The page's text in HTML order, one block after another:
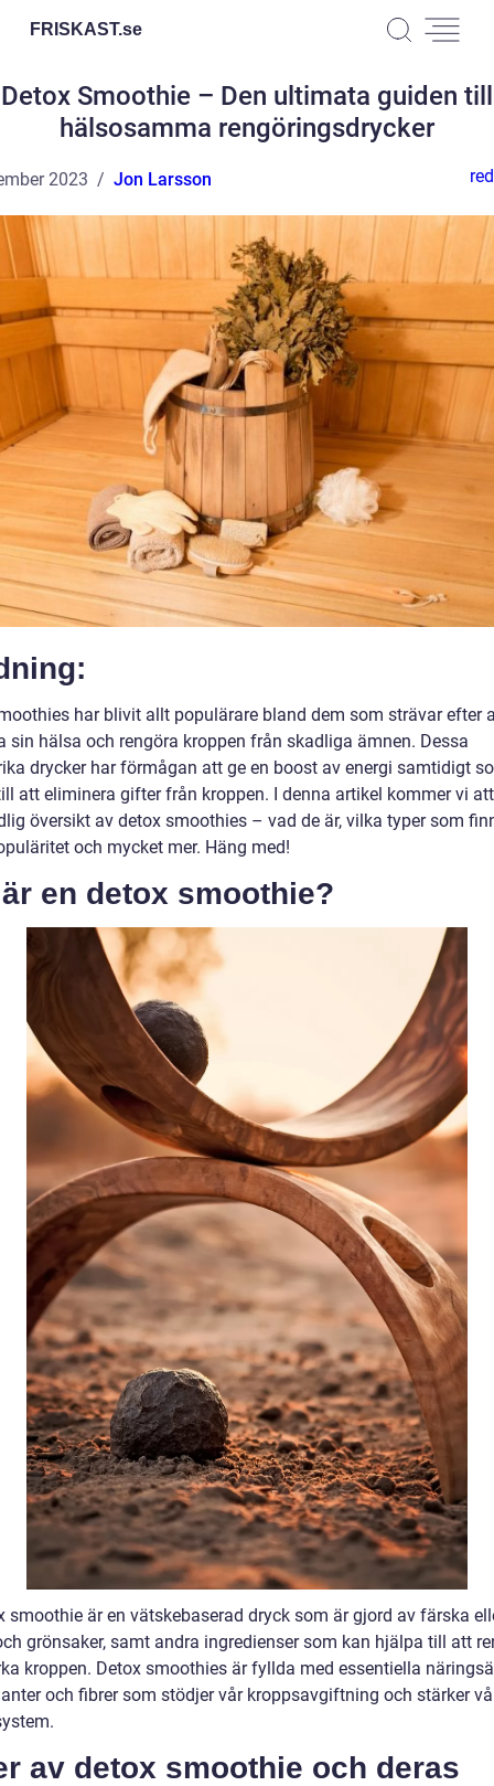
FRISKAST.se
Detox Smoothie – Den ultimata guiden till
hälsosamma rengöringsdrycker
2023 Jon Larsson
har blivit allt populärare bland dem som strävar efter
sin hälsa och rengöra kroppen från skadliga ämnen. Dessa
drycker har förmågan att ge en boost av energi samtidigt
att eliminera gifter från kroppen. I denna artikel kommer vi
översikt av detox smoothies – vad de är, vilka typer som
och mycket mer. Häng med!
en detox smoothie?
smoothie är en vätskebaserad dryck som är gjord av färska
grönsaker, samt andra ingredienser som kan hjälpa till att
kroppen. Detox smoothies är fyllda med essentiella
och fibrer som stödjer vår kroppsavgiftning och stärker
av detox smoothie och deras